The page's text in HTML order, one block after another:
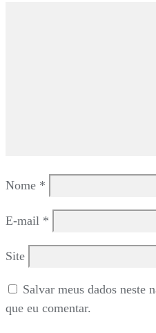
Nome *
E-mail *
Site
Salvar meus dados neste
que eu comentar.